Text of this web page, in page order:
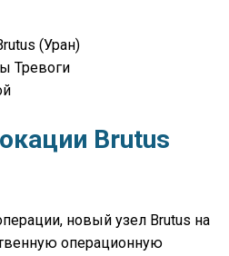
(Уран)
Тревоги
Brutus
новый узел Brutus на
операционную